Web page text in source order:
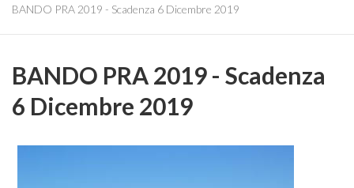
BANDO PRA 2019 - Scadenza 6 Dicembre 2019
BANDO PRA 2019 - Scadenza
6 Dicembre 2019